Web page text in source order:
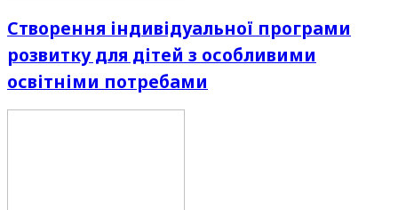
Створення індивідуальної програми
розвитку для дітей з особливими
освітніми потребами